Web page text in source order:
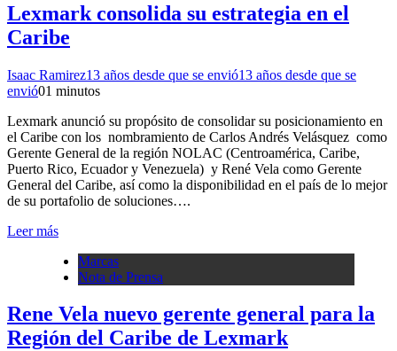
Lexmark consolida su estrategia en el
Caribe
Isaac Ramirez13 años desde que se envió13 años desde que se
envió01 minutos
Lexmark anunció su propósito de consolidar su posicionamiento en
el Caribe con los nombramiento de Carlos Andrés Velásquez como
Gerente General de la región NOLAC (Centroamérica, Caribe,
Puerto Rico, Ecuador y Venezuela) y René Vela como Gerente
General del Caribe, así como la disponibilidad en el país de lo mejor
de su portafolio de soluciones….
Leer más
Marcas
Nota de Prensa
Rene Vela nuevo gerente general para la
Región del Caribe de Lexmark